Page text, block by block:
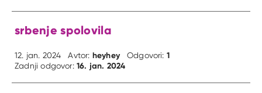
srbenje spolovila
12. jan. 2024 Avtor: heyhey Odgovori: 1
Zadnji odgovor:16. jan. 2024